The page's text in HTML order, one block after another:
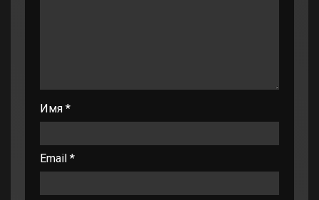
Имя *
Email *